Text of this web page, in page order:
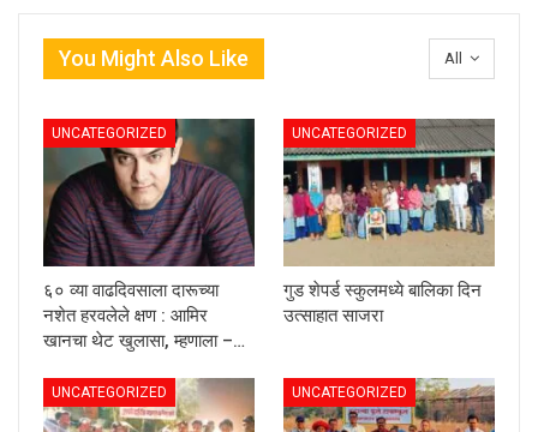
All
You Might Also Like
UNCATEGORIZED
६० व्या वाढदिवसाला दारूच्या
नशेत हरवलेले क्षण : आमिर
खानचा थेट खुलासा, म्हणाला –…
UNCATEGORIZED
गुड शेपर्ड स्कुलमध्ये बालिका दिन
उत्साहात साजरा
UNCATEGORIZED UNCATEGORIZED